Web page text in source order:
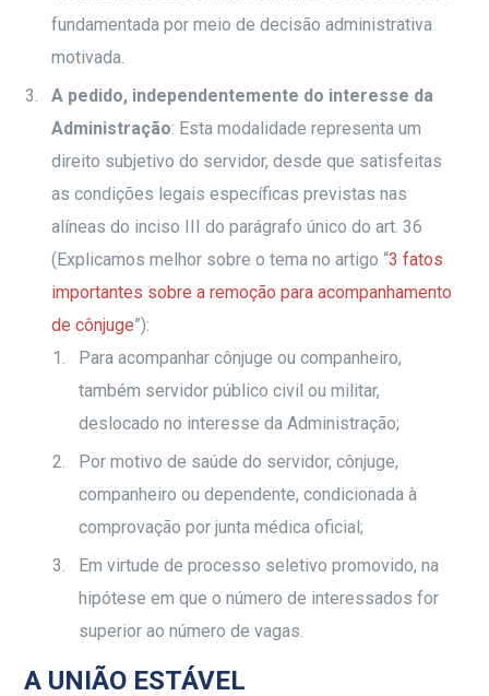
fundamentada por meio de decisão administrativa
motivada.
A pedido, independentemente do interesse da
Administração: Esta modalidade representa um
direito subjetivo do servidor, desde que satisfeitas
as condições legais específicas previstas nas
alíneas do inciso III do parágrafo único do art. 36
(Explicamos melhor sobre o tema no artigo “3 fatos
importantes sobre a remoção para acompanhamento
de cônjuge”):
Para acompanhar cônjuge ou companheiro,
também servidor público civil ou militar,
deslocado no interesse da Administração;
Por motivo de saúde do servidor, cônjuge,
companheiro ou dependente, condicionada à
comprovação por junta médica oficial;
Em virtude de processo seletivo promovido, na
hipótese em que o número de interessados for
superior ao número de vagas.
A UNIÃO ESTÁVEL